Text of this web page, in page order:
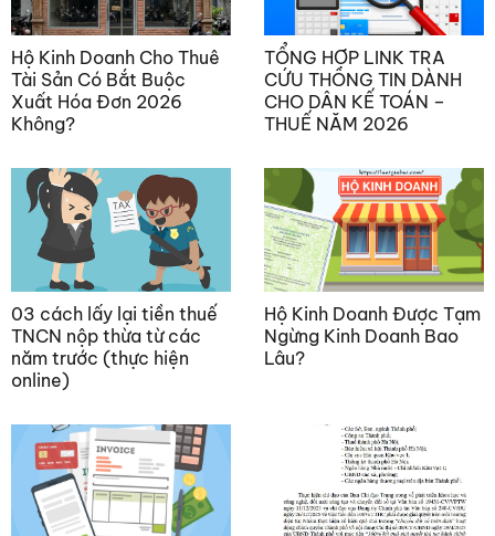
Hộ Kinh Doanh Cho Thuê
Tài Sản Có Bắt Buộc
Xuất Hóa Đơn 2026
Không?
TỔNG HỢP LINK TRA
CỨU THÔNG TIN DÀNH
CHO DÂN KẾ TOÁN –
THUẾ NĂM 2026
03 cách lấy lại tiền thuế
TNCN nộp thừa từ các
năm trước (thực hiện
online)
Hộ Kinh Doanh Được Tạm
Ngừng Kinh Doanh Bao
Lâu?